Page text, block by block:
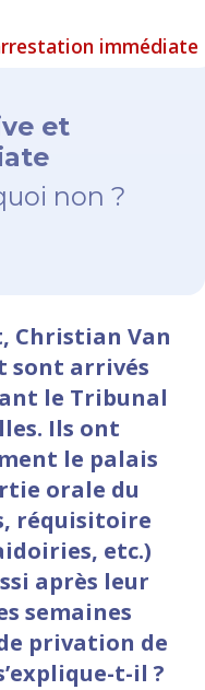
immédiate
et
non ?
Christian Van
sont arrivés
le Tribunal
Ils ont
le palais
orale du
réquisitoire
etc.)
après leur
semaines
privation de
t-il ?